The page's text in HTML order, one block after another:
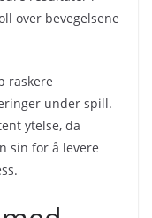
over bevegelsene
raskere
under spill.
ytelse, da
sin for å levere